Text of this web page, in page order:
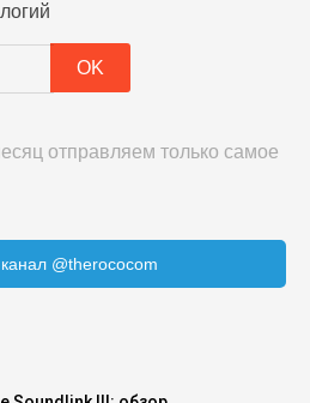
отправляем только самое
@therococom